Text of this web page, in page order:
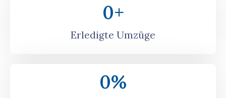
Erledigte Umzüge
0+
0%